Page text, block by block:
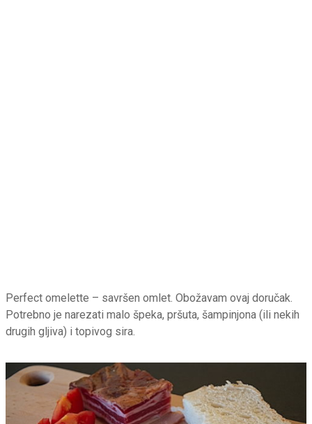
Perfect omelette – savršen omlet. Obožavam ovaj doručak.
Potrebno je narezati malo špeka, pršuta, šampinjona (ili nekih
drugih gljiva) i topivog sira.